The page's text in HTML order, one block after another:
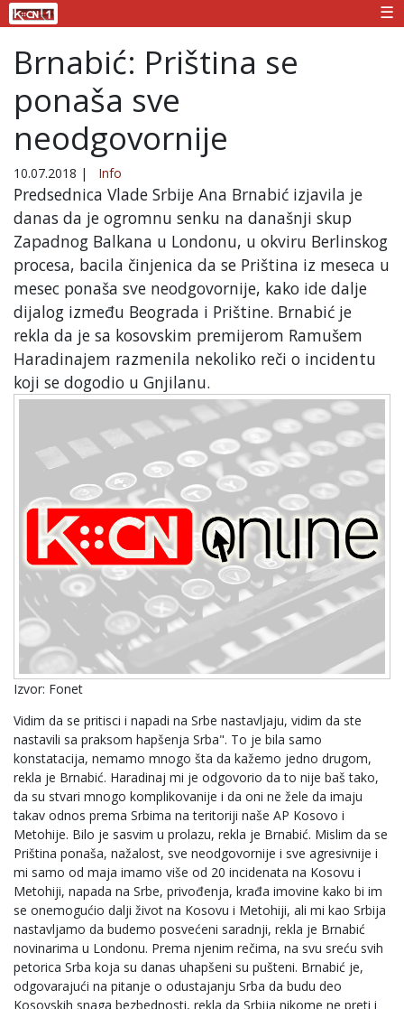
☰
Brnabić: Priština se
ponaša sve
neodgovornije
10.07.2018 | Info
Predsednica Vlade Srbije Ana Brnabić izjavila je
danas da je ogromnu senku na današnji skup
Zapadnog Balkana u Londonu, u okviru Berlinskog
procesa, bacila činjenica da se Priština iz meseca u
mesec ponaša sve neodgovornije, kako ide dalje
dijalog između Beograda i Prištine. Brnabić je
rekla da je sa kosovskim premijerom Ramušem
Haradinajem razmenila nekoliko reči o incidentu
koji se dogodio u Gnjilanu.
Izvor: Fonet
Vidim da se pritisci i napadi na Srbe nastavljaju, vidim da ste
nastavili sa praksom hapšenja Srba". To je bila samo
konstatacija, nemamo mnogo šta da kažemo jedno drugom,
rekla je Brnabić. Haradinaj mi je odgovorio da to nije baš tako,
da su stvari mnogo komplikovanije i da oni ne žele da imaju
takav odnos prema Srbima na teritoriji naše AP Kosovo i
Metohije. Bilo je sasvim u prolazu, rekla je Brnabić. Mislim da se
Priština ponaša, nažalost, sve neodgovornije i sve agresivnije i
mi samo od maja imamo više od 20 incidenata na Kosovu i
Metohiji, napada na Srbe, privođenja, krađa imovine kako bi im
se onemogućio dalji život na Kosovu i Metohiji, ali mi kao Srbija
nastavljamo da budemo posvećeni saradnji, rekla je Brnabić
novinarima u Londonu. Prema njenim rečima, na svu sreću svih
petorica Srba koja su danas uhapšeni su pušteni. Brnabić je,
odgovarajući na pitanje o odustajanju Srba da budu deo
Kosovskih snaga bezbednosti, rekla da Srbija nikome ne preti i